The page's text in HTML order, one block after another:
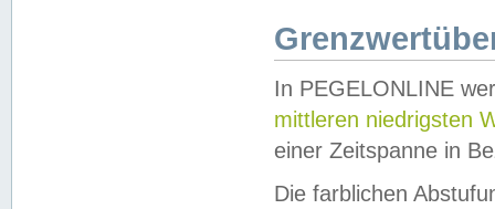
In PEGELONLINE
mittleren niedrigsten
einer Zeitspanne in
Die farblichen